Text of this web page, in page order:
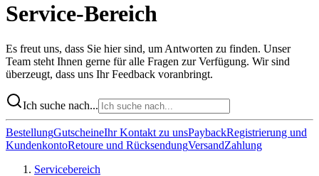
Service-Bereich
Es freut uns, dass Sie hier sind, um Antworten zu finden. Unser
Team steht Ihnen gerne für alle Fragen zur Verfügung. Wir sind
überzeugt, dass uns Ihr Feedback voranbringt.
Ich suche nach...
BestellungGutscheineIhr Kontakt zu unsPaybackRegistrierung und
KundenkontoRetoure und RücksendungVersandZahlung
Servicebereich